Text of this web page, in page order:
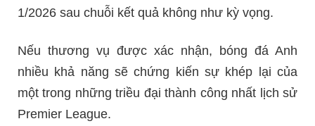
1/2026 sau chuỗi kết quả không như kỳ vọng.
Nếu thương vụ được xác nhận, bóng đá Anh
nhiều khả năng sẽ chứng kiến sự khép lại của
một trong những triều đại thành công nhất lịch sử
Premier League.